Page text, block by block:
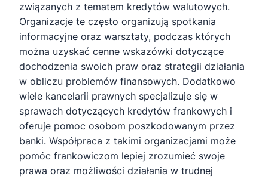
związanych z tematem kredytów walutowych.
Organizacje te często organizują spotkania
informacyjne oraz warsztaty, podczas których
można uzyskać cenne wskazówki dotyczące
dochodzenia swoich praw oraz strategii działania
w obliczu problemów finansowych. Dodatkowo
wiele kancelarii prawnych specjalizuje się w
sprawach dotyczących kredytów frankowych i
oferuje pomoc osobom poszkodowanym przez
banki. Współpraca z takimi organizacjami może
pomóc frankowiczom lepiej zrozumieć swoje
prawa oraz możliwości działania w trudnej